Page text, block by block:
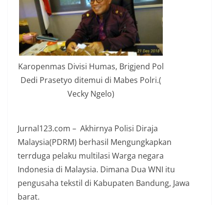
Karopenmas Divisi Humas, Brigjend Pol
Dedi Prasetyo ditemui di Mabes Polri.(
Vecky Ngelo)
Jurnal123.com – Akhirnya Polisi Diraja
Malaysia(PDRM) berhasil Mengungkapkan
terrduga pelaku multilasi Warga negara
Indonesia di Malaysia. Dimana Dua WNI itu
pengusaha tekstil di Kabupaten Bandung, Jawa
barat.